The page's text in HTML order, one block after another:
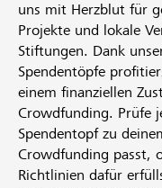
uns mit Herzblut für
Projekte und lokale
Stiftungen. Dank
Spendentöpfe
einem finanziellen
Crowdfunding. Prüfe
Spendentopf zu
Crowdfunding passt,
Richtlinien dafür